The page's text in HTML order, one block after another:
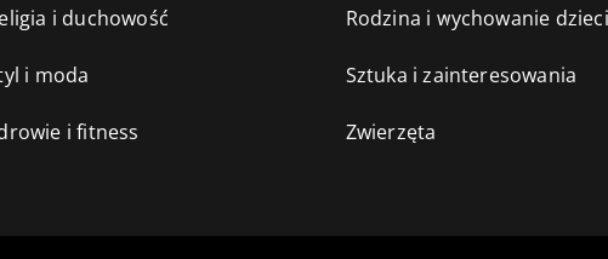
i duchowość Rodzina i wychowanie dzieci
i moda Sztuka i zainteresowania
i fitness Zwierzęta